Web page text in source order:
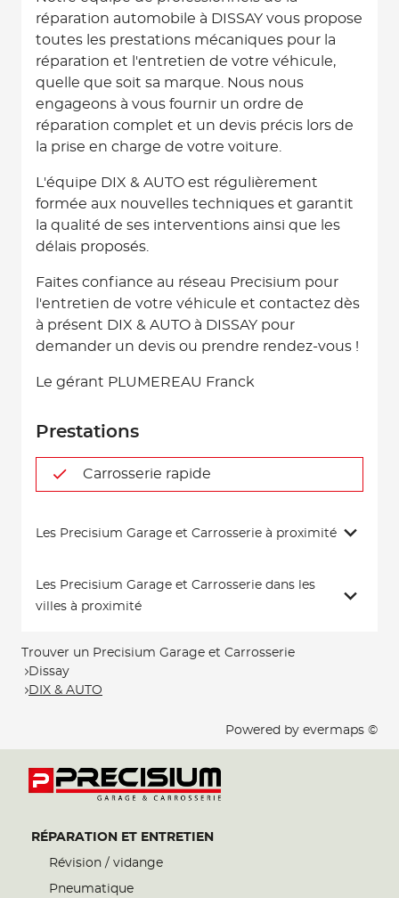
réparation automobile à DISSAY vous propose
toutes les prestations mécaniques pour la
réparation et l'entretien de votre véhicule,
quelle que soit sa marque. Nous nous
engageons à vous fournir un ordre de
réparation complet et un devis précis lors de
la prise en charge de votre voiture.
L'équipe DIX & AUTO est régulièrement
formée aux nouvelles techniques et garantit
la qualité de ses interventions ainsi que les
délais proposés.
Faites confiance au réseau Precisium pour
l'entretien de votre véhicule et contactez dès
à présent DIX & AUTO à DISSAY pour
demander un devis ou prendre rendez-vous !
Le gérant PLUMEREAU Franck
Prestations
Carrosserie rapide
Les Precisium Garage et Carrosserie à proximité
Les Precisium Garage et Carrosserie dans les
villes à proximité
Trouver un Precisium Garage et Carrosserie
Dissay
DIX & AUTO
Powered by evermaps ©
RÉPARATION ET ENTRETIEN
Révision / vidange
Pneumatique